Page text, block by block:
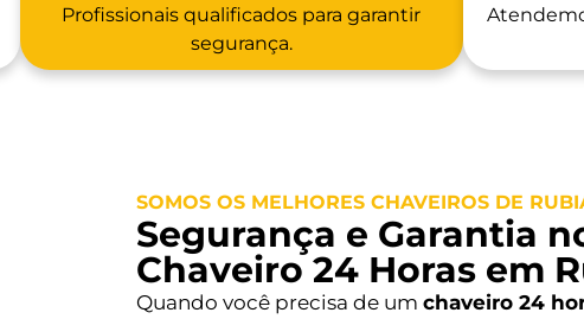
Profissionais qualificados para garantir
segurança.
SOMOS OS MELHORES CHAVEIROS DE
Segurança e Garantia
Chaveiro 24 Horas em
Quando você precisa de um chaveiro 24